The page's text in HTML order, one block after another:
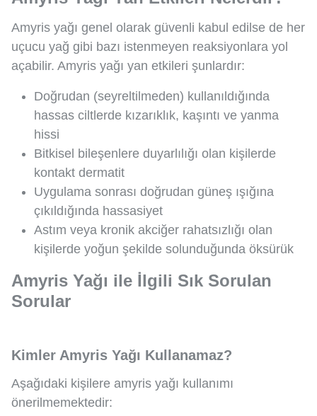
Amyris yağı genel olarak güvenli kabul edilse de her
uçucu yağ gibi bazı istenmeyen reaksiyonlara yol
açabilir. Amyris yağı yan etkileri şunlardır:
Doğrudan (seyreltilmeden) kullanıldığında
hassas ciltlerde kızarıklık, kaşıntı ve yanma
hissi
Bitkisel bileşenlere duyarlılığı olan kişilerde
kontakt dermatit
Uygulama sonrası doğrudan güneş ışığına
çıkıldığında hassasiyet
Astım veya kronik akciğer rahatsızlığı olan
kişilerde yoğun şekilde solunduğunda öksürük
Amyris Yağı ile İlgili Sık Sorulan
Sorular
Kimler Amyris Yağı Kullanamaz?
Aşağıdaki kişilere amyris yağı kullanımı
önerilmemektedir: